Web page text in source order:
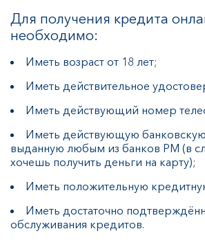
Для получения кредита
необходимо:
Иметь возраст от 18 лет;
Иметь действительное
Иметь действующий номер
Иметь действующую банковскую
выданную любым из банков РМ (в
хочешь получить деньги на карту);
Иметь положительную
Иметь достаточно
обслуживания кредитов.